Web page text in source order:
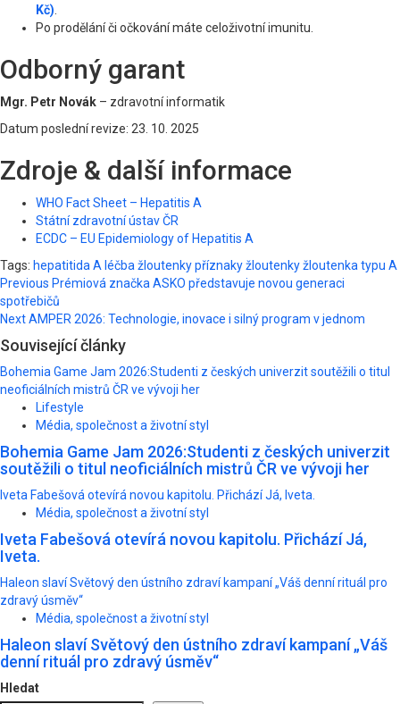
Kč)
Po prodělání či očkování máte celoživotní imunitu.
Odborný garant
Mgr. Petr Novák – zdravotní informatik
Datum poslední revize: 23. 10. 2025
Zdroje & další informace
WHO Fact Sheet – Hepatitis A
Státní zdravotní ústav ČR
ECDC – EU Epidemiology of Hepatitis A
Tags: hepatitida A léčba žloutenkypříznaky žloutenkyžloutenka typu A
Post
navigation
Previous Prémiová značka ASKO představuje novou generaci
spotřebičů
NextAMPER 2026: Technologie, inovace i silný program v jednom
Související články
Bohemia Game Jam 2026:Studenti z českých univerzit soutěžili o titul
neoficiálních mistrů ČR ve vývoji her
Lifestyle
Média, společnost a životní styl
Bohemia Game Jam 2026:Studenti z českých univerzit
soutěžili o titul neoficiálních mistrů ČR ve vývoji her
Iveta Fabešová otevírá novou kapitolu. Přichází Já, Iveta.
Média, společnost a životní styl
Iveta Fabešová otevírá novou kapitolu. Přichází Já,
Iveta.
Haleon slaví Světový den ústního zdraví kampaní „Váš denní rituál pro
zdravý úsměv“
Média, společnost a životní styl
Haleon slaví Světový den ústního zdraví kampaní „Váš
denní rituál pro zdravý úsměv“
Hledat